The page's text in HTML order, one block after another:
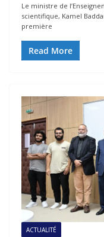
Le ministre de
scientifique, Kamel
première
Read More
ACTUALITÉ